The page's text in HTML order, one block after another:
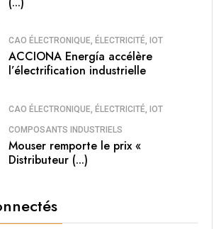
CAO ÉLECTRONIQUE, ÉLECTRICITÉ, IOT
ACCIONA Energía accélère
l’électrification industrielle
CAO ÉLECTRONIQUE, ÉLECTRICITÉ, IOT
COMPOSANTS INDUSTRIELS
Mouser remporte le prix «
Distributeur (...)